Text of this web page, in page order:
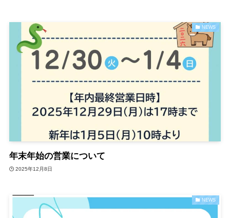
NEWS
年末年始の営業について
2025年12月8日
NEWS